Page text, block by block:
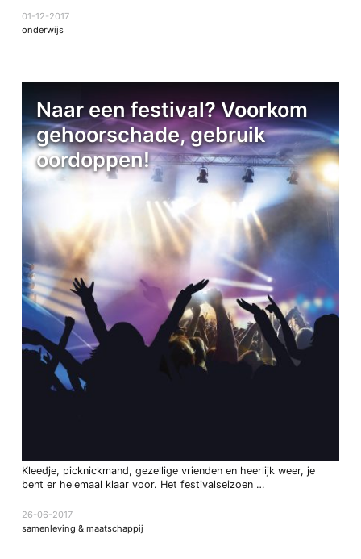
01-12-2017
onderwijs
Naar een festival? Voorkom
gehoorschade, gebruik
oordoppen!
Kleedje, picknickmand, gezellige vrienden en heerlijk weer, je
bent er helemaal klaar voor. Het festivalseizoen …
26-06-2017
samenleving & maatschappij